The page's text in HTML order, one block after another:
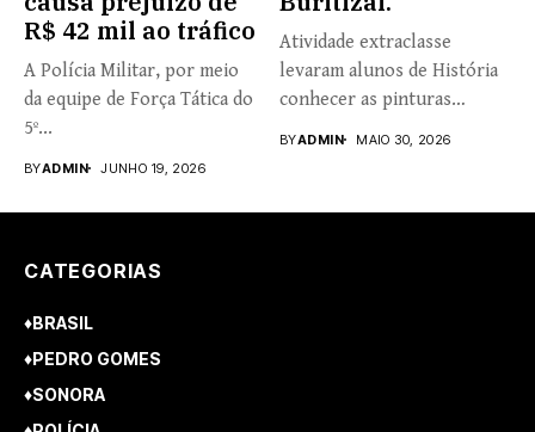
R$ 42 mil ao tráfico
A Polícia Militar, por meio
da equipe de Força Tática do
5º...
BYADMIN JUNHO 19, 2026
Atividade extraclasse
levaram alunos de História
conhecer as pinturas
BYADMIN MAIO 30, 2026
CATEGORIAS
♦BRASIL
♦PEDRO GOMES
♦SONORA